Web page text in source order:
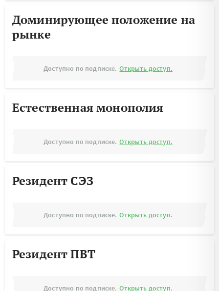
Доминирующее положение на
рынке
Доступно по подписке. Открыть доступ.
Естественная монополия
Доступно по подписке. Открыть доступ.
Резидент СЭЗ
Доступно по подписке. Открыть доступ.
Резидент ПВТ
Доступно по подписке. Открыть доступ.